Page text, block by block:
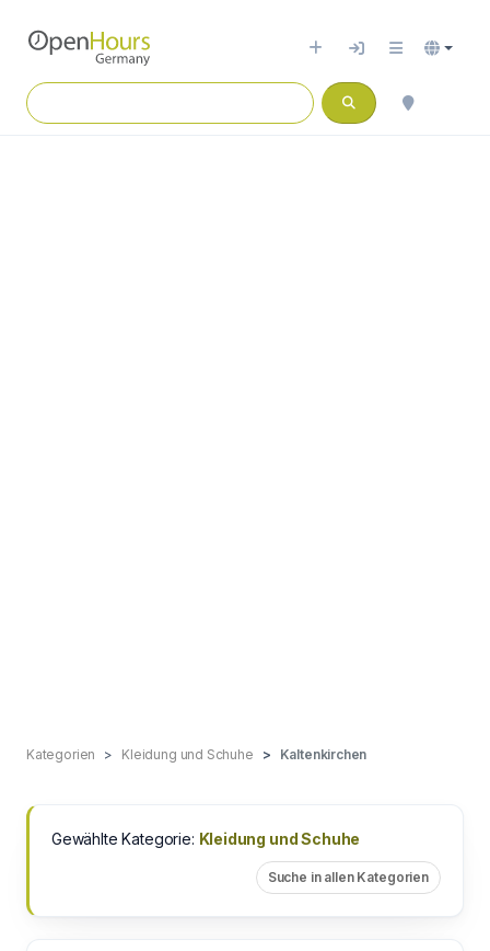
Kategorien Kleidung und Schuhe Kaltenkirchen
Gewählte Kategorie: Kleidung und Schuhe
Suche in allen Kategorien